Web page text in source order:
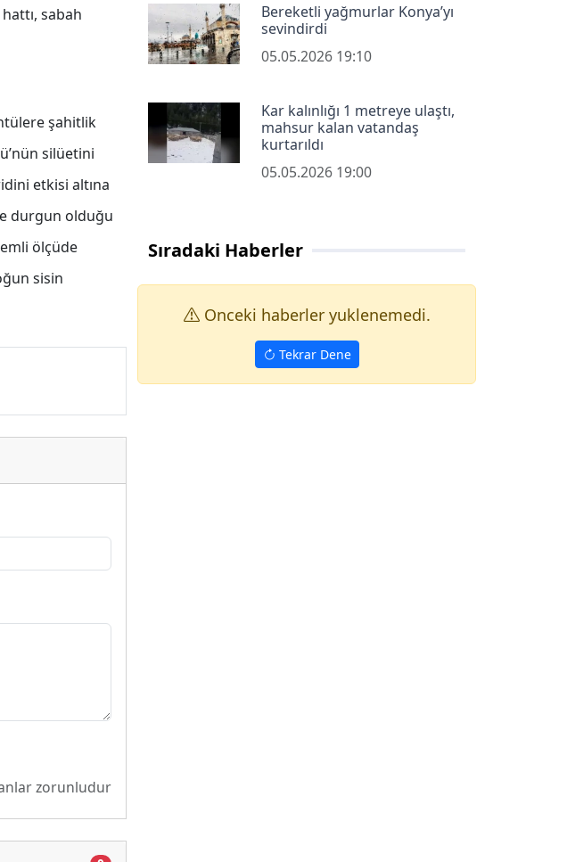
sabah
şahitlik
silüetini
etkisi altına
durgun olduğu
ölçüde
sisin
zorunludur
Bereketli yağmurlar Konya’yı
sevindirdi
05.05.2026 19:10
Kar kalınlığı 1 metreye ulaştı,
mahsur kalan vatandaş
kurtarıldı
05.05.2026 19:00
Sıradaki Haberler
Onceki haberler yuklenemedi.
Tekrar Dene